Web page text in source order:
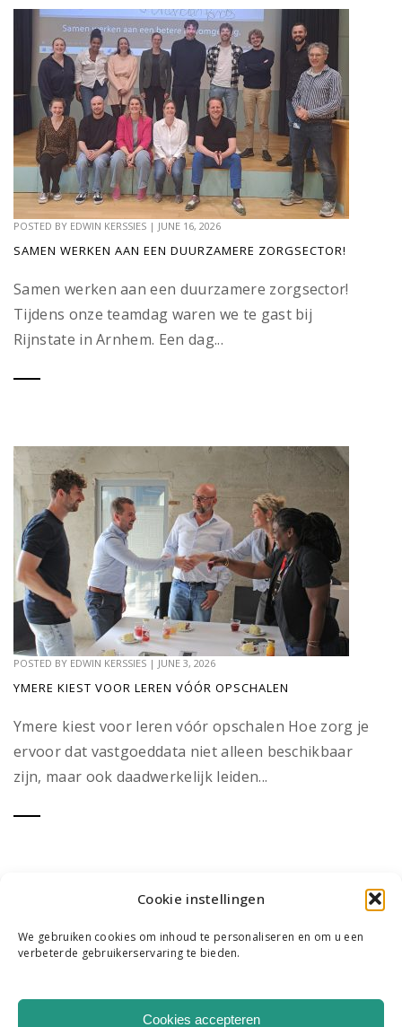
Cookie instellingen
We gebruiken cookies om inhoud te personaliseren en om u een
verbeterde gebruikerservaring te bieden.
Cookies accepteren
POSTED BY EDWIN KERSSIES | JUNE 16, 2026
SAMEN WERKEN AAN EEN DUURZAMERE ZORGSECTOR!
Samen werken aan een duurzamere zorgsector!
Tijdens onze teamdag waren we te gast bij
Rijnstate in Arnhem. Een dag...
POSTED BY EDWIN KERSSIES | JUNE 3, 2026
YMERE KIEST VOOR LEREN VÓÓR OPSCHALEN
Ymere kiest voor leren vóór opschalen Hoe zorg je
ervoor dat vastgoeddata niet alleen beschikbaar
zijn, maar ook daadwerkelijk leiden...
WIE WE ZIJN ONS TEAM